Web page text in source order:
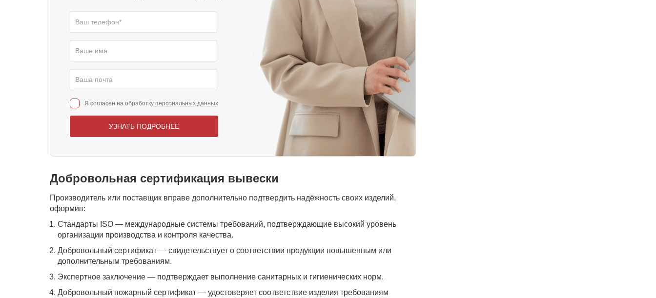
Я согласен на обработку персональных данных
УЗНАТЬ ПОДРОБНЕЕ
Добровольная сертификация вывески
Производитель или поставщик вправе дополнительно подтвердить надёжность своих изделий,
оформив:
Стандарты ISO — международные системы требований, подтверждающие высокий уровень
организации производства и контроля качества.
Добровольный сертификат — свидетельствует о соответствии продукции повышенным или
дополнительным требованиям.
Экспертное заключение — подтверждает выполнение санитарных и гигиенических норм.
Добровольный пожарный сертификат — удостоверяет соответствие изделия требованиям